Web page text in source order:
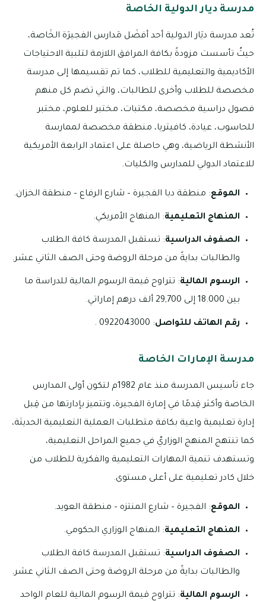
مدرسة ديار الدولية الخاصة
تُعد مدرسة ديَار الدولية أحد أفضَل مَدارس الفجيرَة الخَاصة،
حيثُ تأسست مزودةً بكافة المرافق اللازمة لتلبية الاحتياجات
الأكاديمية والتعليمية للطلاب، كما تم تقسيمها إلى مدرسة
مخصصة للطلاب وأخرى للطالبات، والتي تضم كل منهم
فصول دراسية مخصصة، مكتبات، مختبر للعلوم، مختبر
للحاسوب، عيادة، كافيتريا، منطقة مخصصة لممارسة
الأنشطة الرياضية، وهي حاصلة على اعتماد الرابعة الأمريكية
للاعتماد الدولي للمدارس والكليات.
الموقع: منطقة دبا الفجيرة – شارع الرفاع – منطقة الخزان.
المنهاج التعليمية: المنهاج الأمريكي.
الصفوف الدراسية: تستقبل المدرسة كافة الطلاب
والطالبات بدايةً من مرحلة الروضة وحتى الصف الثاني عشر.
الرسوم المالية: تتراوح قيمة الرسوم المالية للدراسة ما
بين 18.000 إلى 29,700 ألف درهم إماراتي.
رقم الهاتف للتواصل: 0922043000 .
مدرسة الإمارات الخاصة
جاء تأسيس المدرسة منذ عام 1982م لتكون أولى المدارس
الخاصة وأكثر قِدمًا في إمارة الفجيرة، وتتميز بإدارتها من قِبل
إدارة تعليمية واعية بكافة متطلبات العملية التعليمية الحديثة،
كما تنتهج المنهج الوزاريّ في جميع المراحل التعليمية،
وتستهدف تنمية المهارات التعليمية والفكرية للطلاب من
خلال كادر تعليمية على أعلى مستوى.
الموقع: الفجيرة – شارع المنتزه – منطقة العويد.
المنهاج التعليمية: المنهاج الوزاري الحكومي.
الصفوف الدراسية: تستقبل المدرسة كافة الطلاب
والطالبات بدايةً من مرحلة الروضة وحتى الصف الثاني عشر.
الرسوم المالية: تتراوح قيمة الرسوم المالية للعام الواحد